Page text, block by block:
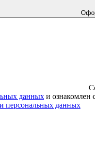
данных и ознакомлен
персональных данных